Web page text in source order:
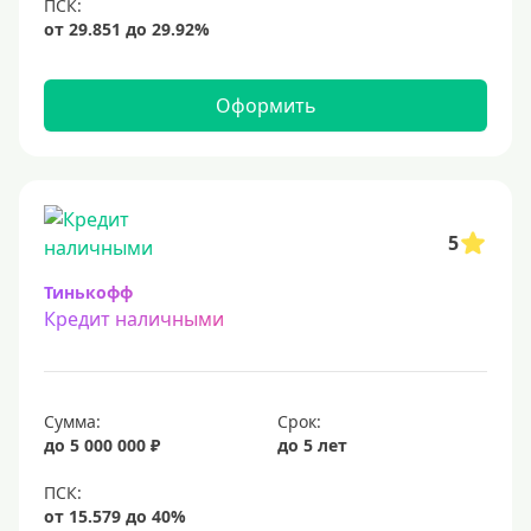
15 млн
20 млн
50 миллионов
Меньше 1 млн (руб)
15000 руб
18000 руб
20 тысяч
Оформить
5
Тинькофф
Кредит наличными
Сумма:
до 5 000 000 ₽
Срок:
до 5 лет